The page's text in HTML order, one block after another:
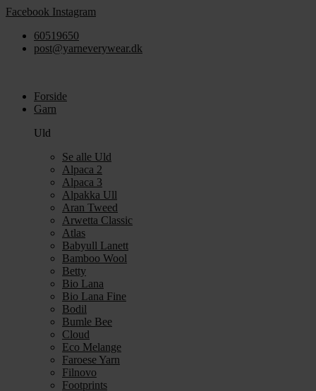
Videre
indhold
Facebook Instagram
60519650
post@yarneverywear.dk
Forside
Garn
Uld
Se alle Uld
Alpaca 2
Alpaca 3
Alpakka Ull
Aran Tweed
Arwetta Classic
Atlas
Babyull Lanett
Bamboo Wool
Betty
Bio Lana
Bio Lana Fine
Bodil
Bumle Bee
Cloud
Eco Melange
Faroese Yarn
Filnovo
Footprints